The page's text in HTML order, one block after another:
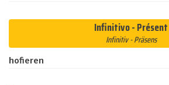
Infinitivo - Présent
Infinitiv - Präsens
hofieren